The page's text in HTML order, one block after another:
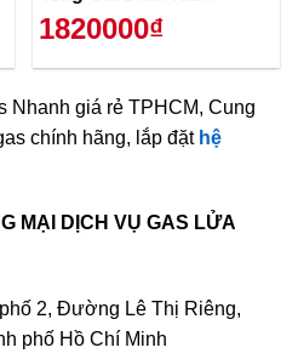
1820000₫
Nhanh giá rẻ TPHCM, Cung
chính hãng, lắp đặt hệ
MẠI DỊCH VỤ GAS LỬA
2, Đường Lê Thị Riêng,
phố Hồ Chí Minh